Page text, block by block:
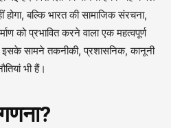
बल्कि भारत की सामाजिक संरचना,
को प्रभावित करने वाला एक महत्वपूर्ण
इसके सामने तकनीकी, प्रशासनिक, कानूनी
भी हैं।